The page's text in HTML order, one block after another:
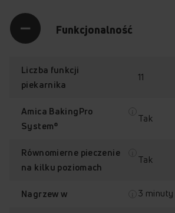
Funkcjonalność
Liczba funkcji
piekarnika
11
Amica BakingPro
System®
Tak
Równomierne pieczenie
na kilku poziomach
Tak
Nagrzew w 3 minuty